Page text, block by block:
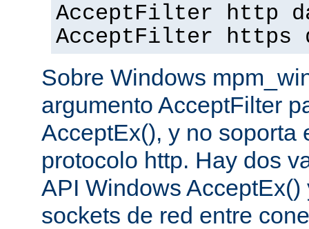
AcceptFilter http
AcceptFilter https
Sobre Windows
argumento AcceptFilter
AcceptEx(), y no soporta
protocolo http. Hay dos
API Windows
sockets de red entre